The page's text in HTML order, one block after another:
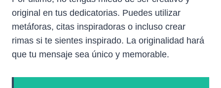
original en tus dedicatorias. Puedes utilizar
metáforas, citas inspiradoras o incluso crear
rimas si te sientes inspirado. La originalidad hará
que tu mensaje sea único y memorable.